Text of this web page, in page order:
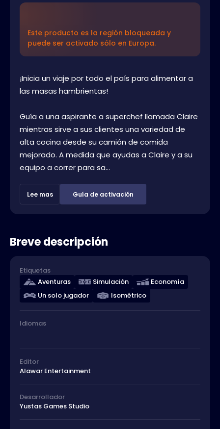
Este producto es la región bloqueada y
puede ser activado sólo en Europa.
¡Inicia un viaje por todo el país para alimentar a
las masas hambrientas!
Guía a una aspirante a superchef llamada Claire
mientras sirve a sus clientes una variedad de
alta cocina desde su camión de comida
mejorado. A medida que ayudas a Claire y a su
equipo a correr para sa...
Lee mas Guía de activación
Breve descripción
Etiquetas
Aventuras
Simulación
Economía
Un solo jugador
Isométrico
Idiomas
Editor
Alawar Entertainment
Desarrollador
Yustas Games Studio